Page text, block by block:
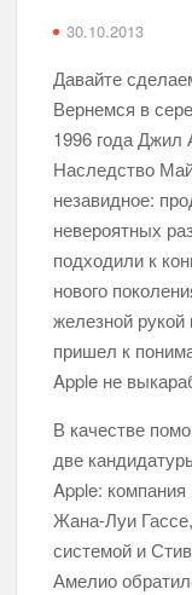
Реальная
Вот почему новые
интересны для
Проверено на себе:
устанавливают
Что инженеры чаще
ремонта техники:
30-летняя
Электрокар Apple
Эволюция камер в
меньше фильтров
Разбираемся с
на вашем айфоне
30.10.2013
Давайте
Вернемся в
1996 года Джил
Наследство
незавидное:
невероятных
подходили к
нового
железной рукой
пришел к
Apple не
В качестве
две
Apple:
Жана-Луи
системой и
Амелио